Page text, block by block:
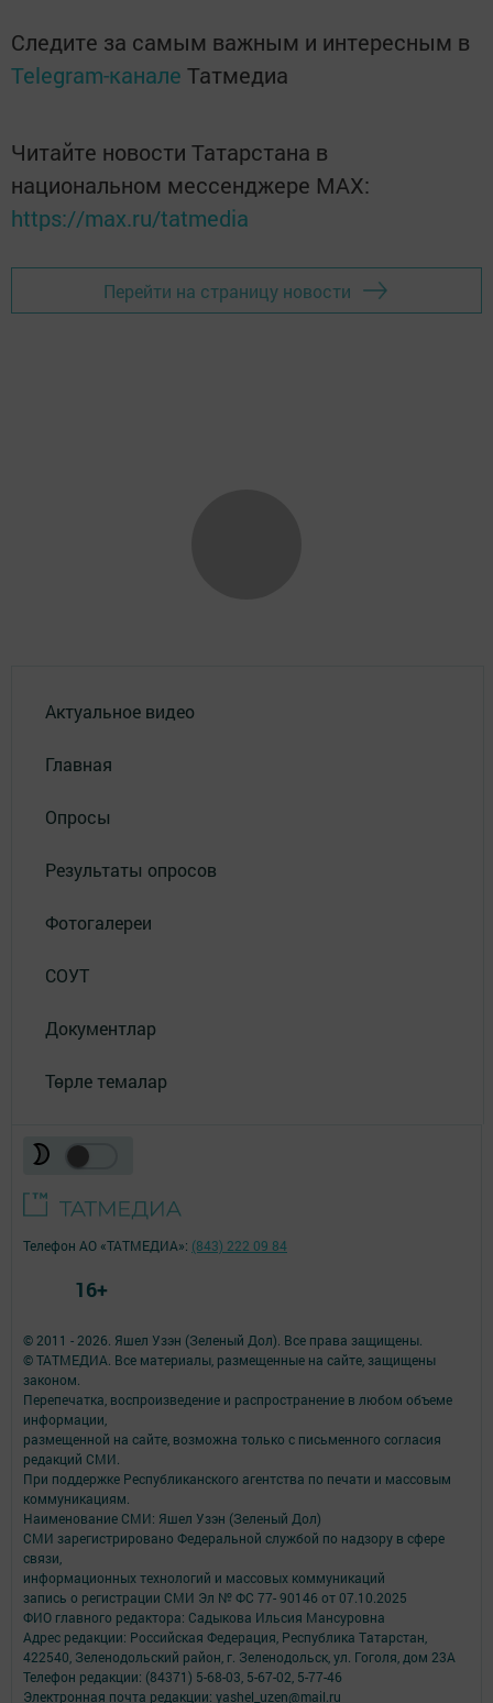
Следите за самым важным и интересным в
Telegram-канале Татмедиа
Читайте новости Татарстана в
национальном мессенджере MАХ:
https://max.ru/tatmedia
Перейти на страницу новости
Актуальное видео
Главная
Опросы
Результаты опросов
Фотогалереи
СОУТ
Документлар
Төрле темалар
© 2011 - 2026. Яшел Узэн (Зеленый Дол). Все права защищены.
© ТАТМЕДИА. Все материалы, размещенные на сайте, защищены
законом.
Перепечатка, воспроизведение и распространение в любом объеме
информации,
размещенной на сайте, возможна только с письменного согласия
редакций СМИ.
При поддержке Республиканского агентства по печати и массовым
коммуникациям.
Наименование СМИ: Яшел Узэн (Зеленый Дол)
СМИ зарегистрировано Федеральной службой по надзору в сфере
связи,
информационных технологий и массовых коммуникаций
запись о регистрации СМИ Эл № ФС 77- 90146 от 07.10.2025
ФИО главного редактора: Садыкова Ильсия Мансуровна
Адрес редакции: Российская Федерация, Республика Татарстан,
422540, Зеленодольский район, г. Зеленодольск, ул. Гоголя, дом 23А
Телефон редакции: (84371) 5-68-03, 5-67-02, 5-77-46
Электронная почта редакции: yashel_uzen@mail.ru
Телефон АО «ТАТМЕДИА»: (843) 222 09 84
16+